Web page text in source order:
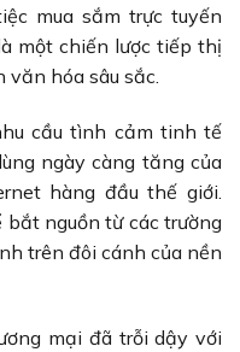
mua sắm trực tuyến
một chiến lược tiếp thị
văn hóa sâu sắc.
cầu tình cảm tinh tế
ngày càng tăng của
hàng đầu thế giới.
nguồn từ các trường
trên đôi cánh của nền
mại đã trỗi dậy với